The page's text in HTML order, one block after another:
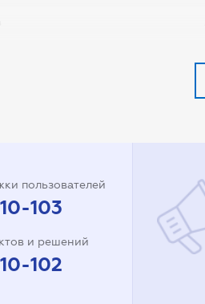
в
пользователей
103
и решений
102